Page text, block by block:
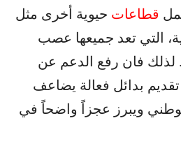
قطاعات حيوية أخرى مثل
التي تعد جميعها عصب
لذلك فان رفع الدعم عن
بدائل فعالة يضاعف
ويبرز عجزاً واضحاً في